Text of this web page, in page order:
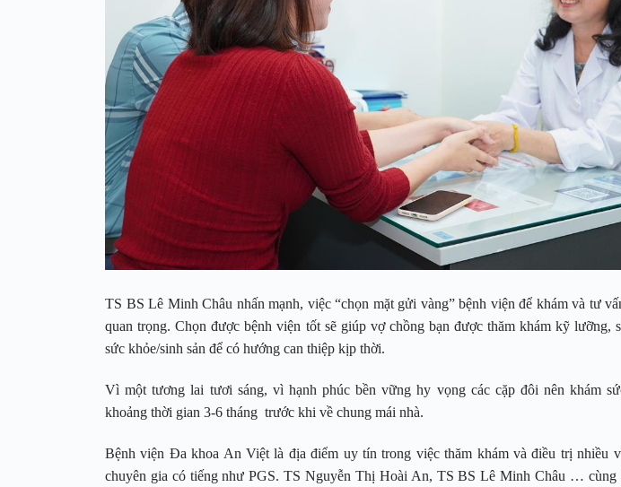
TS BS Lê Minh Châu nhấn mạnh, việc “chọn mặt gửi vàng” bệnh viện để khám và tư
quan trọng. Chọn được bệnh viện tốt sẽ giúp vợ chồng bạn được thăm khám kỹ lưỡng,
sức khỏe/sinh sản để có hướng can thiệp kịp thời.
Vì một tương lai tươi sáng, vì hạnh phúc bền vững hy vọng các cặp đôi nên khám
khoảng thời gian 3-6 tháng trước khi về chung mái nhà.
Bệnh viện Đa khoa An Việt là địa điểm uy tín trong việc thăm khám và điều trị nhiều
chuyên gia có tiếng như PGS. TS Nguyễn Thị Hoài An, TS BS Lê Minh Châu … cùng